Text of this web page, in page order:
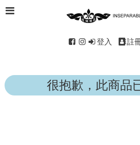
登入 註
很抱歉，此商品